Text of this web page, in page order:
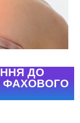
ДО
ФАХОВОГО